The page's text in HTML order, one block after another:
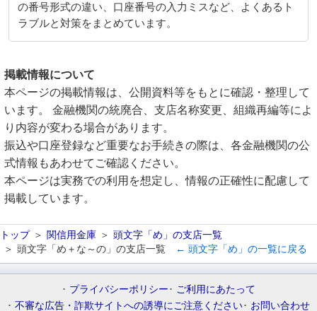
の番号形式の違い、口座番号の入力ミスなど、よくあるト
ラブルと対策をまとめています。
掲載情報について
本ページの掲載情報は、公開資料等をもとに確認・整理して
います。 金融機関の統廃合、支店名称変更、組織再編等によ
り内容が変わる場合があります。
振込や口座登録など重要なお手続きの際は、各金融機関の公
式情報もあわせてご確認ください。
本ページは実務での利用を想定し、情報の正確性に配慮して
掲載しています。
トップ 関信用金庫
頭文字「め」の支店一覧
頭文字「め＋な～の」の支店一覧
← 頭文字「め」の一覧に戻る
プライバシーポリシー
ご利用にあたって
不審な広告・詐欺サイトへの誘導にご注意ください
お問い合わせ